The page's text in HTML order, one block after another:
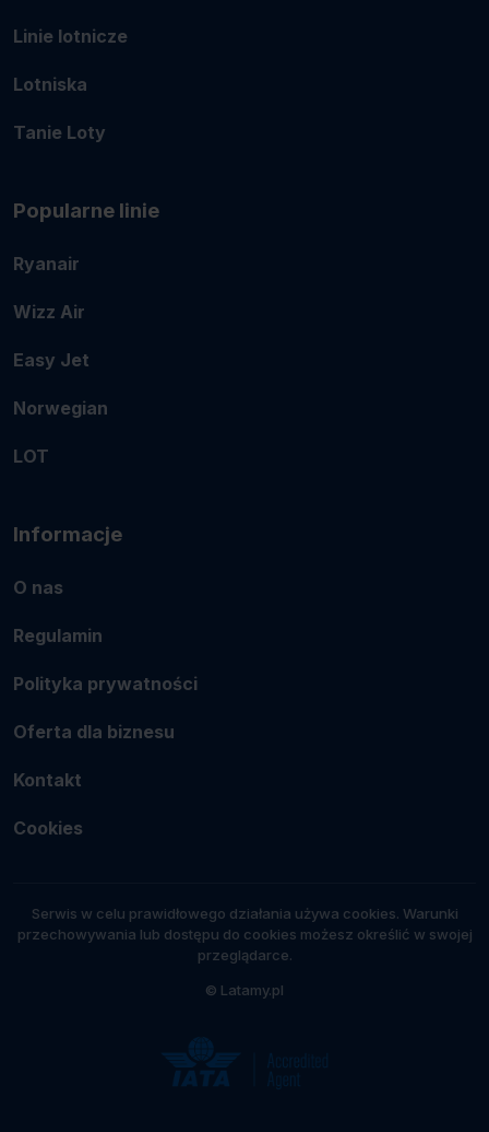
Linie lotnicze
Lotniska
Tanie Loty
Popularne linie
Ryanair
Wizz Air
Easy Jet
Norwegian
LOT
Informacje
O nas
Regulamin
Polityka prywatności
Oferta dla biznesu
Kontakt
Cookies
Serwis w celu prawidłowego działania używa cookies. Warunki
przechowywania lub dostępu do cookies możesz określić w swojej
przeglądarce.
© Latamy.pl